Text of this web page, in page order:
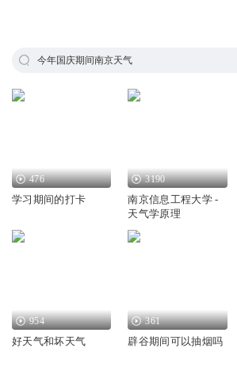
今年国庆期间南京天气
476
学习期间的打卡
3190
南京信息工程大学 -
天气学原理
954
好天气和坏天气
361
辟谷期间可以抽烟吗